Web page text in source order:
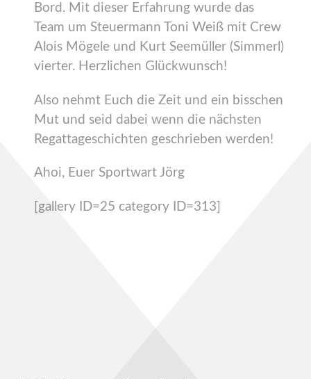
Bord. Mit dieser Erfahrung wurde das
Team um Steuermann Toni Weiß mit Crew
Alois Mögele und Kurt Seemüller (Simmerl)
vierter. Herzlichen Glückwunsch!
Also nehmt Euch die Zeit und ein bisschen
Mut und seid dabei wenn die nächsten
Regattageschichten geschrieben werden!
Ahoi, Euer Sportwart Jörg
[gallery ID=25 category ID=313]